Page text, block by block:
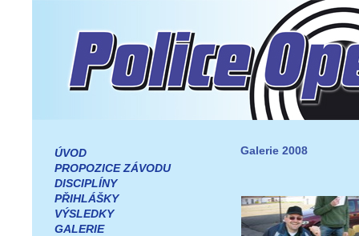
ÚVOD
PROPOZICE ZÁVODU
DISCIPLÍNY
PŘIHLÁŠKY
VÝSLEDKY
GALERIE
Galerie 2008